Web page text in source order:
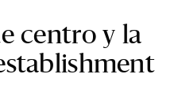
centro y la